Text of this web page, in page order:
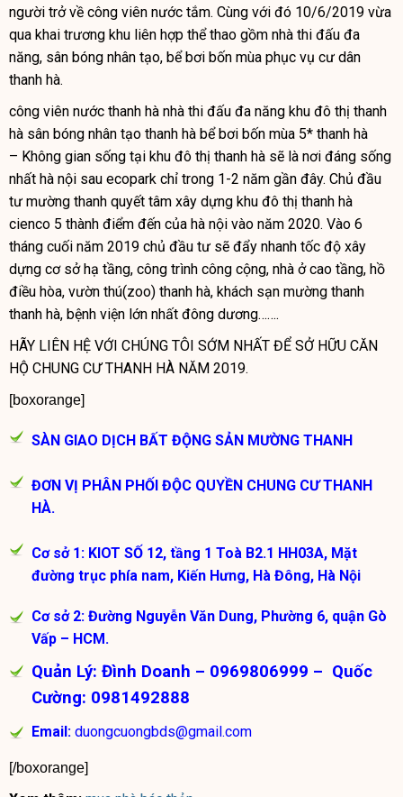
người trở về công viên nước tắm. Cùng với đó 10/6/2019 vừa
qua khai trương khu liên hợp thể thao gồm nhà thi đấu đa
năng, sân bóng nhân tạo, bể bơi bốn mùa phục vụ cư dân
thanh hà.
công viên nước thanh hà nhà thi đấu đa năng khu đô thị thanh
hà sân bóng nhân tạo thanh hà bể bơi bốn mùa 5* thanh hà
– Không gian sống tại khu đô thị thanh hà sẽ là nơi đáng sống
nhất hà nội sau ecopark chỉ trong 1-2 năm gần đây. Chủ đầu
tư mường thanh quyết tâm xây dựng khu đô thị thanh hà
cienco 5 thành điểm đến của hà nội vào năm 2020. Vào 6
tháng cuối năm 2019 chủ đầu tư sẽ đẩy nhanh tốc độ xây
dựng cơ sở hạ tầng, công trình công cộng, nhà ở cao tầng, hồ
điều hòa, vườn thú(zoo) thanh hà, khách sạn mường thanh
thanh hà, bệnh viện lớn nhất đông dương…….
HÃY LIÊN HỆ VỚI CHÚNG TÔI SỚM NHẤT ĐỂ SỞ HỮU CĂN
HỘ CHUNG CƯ THANH HÀ NĂM 2019.
[boxorange]
SÀN GIAO DỊCH BẤT ĐỘNG SẢN MƯỜNG THANH
ĐƠN VỊ PHÂN PHỐI ĐỘC QUYỀN CHUNG CƯ THANH
HÀ.
Cơ sở 1: KIOT SỐ 12, tầng 1 Toà B2.1 HH03A, Mặt
đường trục phía nam, Kiến Hưng, Hà Đông, Hà Nội
Cơ sở 2: Đường Nguyễn Văn Dung, Phường 6, quận Gò
Vấp – HCM.
Quản Lý: Đình Doanh – 0969806999 – Quốc
Cường: 0981492888
Email: duongcuongbds@gmail.com
[/boxorange]